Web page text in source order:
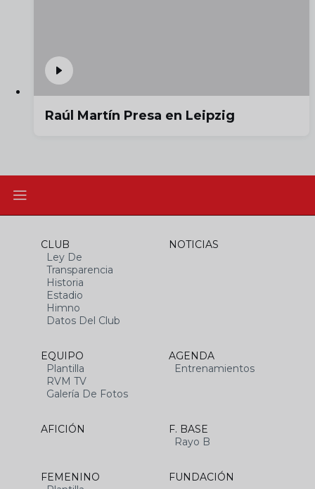
Raúl Martín Presa en Leipzig
CLUB
Ley De
Transparencia
Historia
Estadio
Himno
Datos Del Club
NOTICIAS
EQUIPO
Plantilla
RVM TV
Galería De Fotos
AGENDA
Entrenamientos
AFICIÓN
F. BASE
Rayo B
FEMENINO
FUNDACIÓN